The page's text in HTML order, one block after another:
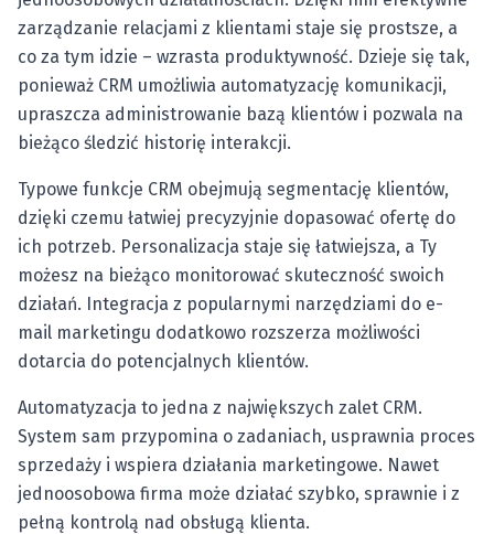
zarządzanie relacjami z klientami staje się prostsze, a
co za tym idzie – wzrasta produktywność. Dzieje się tak,
ponieważ CRM umożliwia automatyzację komunikacji,
upraszcza administrowanie bazą klientów i pozwala na
bieżąco śledzić historię interakcji.
Typowe funkcje CRM obejmują segmentację klientów,
dzięki czemu łatwiej precyzyjnie dopasować ofertę do
ich potrzeb. Personalizacja staje się łatwiejsza, a Ty
możesz na bieżąco monitorować skuteczność swoich
działań. Integracja z popularnymi narzędziami do e-
mail marketingu dodatkowo rozszerza możliwości
dotarcia do potencjalnych klientów.
Automatyzacja to jedna z największych zalet CRM.
System sam przypomina o zadaniach, usprawnia proces
sprzedaży i wspiera działania marketingowe. Nawet
jednoosobowa firma może działać szybko, sprawnie i z
pełną kontrolą nad obsługą klienta.